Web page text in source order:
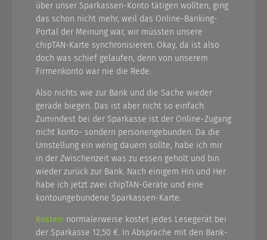
über unser Sparkassen-Konto tätigen wollten, ging
das schon nicht mehr, weil das Online-Banking-
Portal der Meinung war, wir müssten unsere
chipTAN-Karte synchronisieren. Okay, da ist also
doch was schief gelaufen, denn von unserem
Firmenkonto war nie die Rede.
Also nichts wie zur Bank und die Sache wieder
gerade biegen. Das ist aber nicht so einfach.
Zumindest bei der Sparkasse ist der Online-Zugang
nicht konto- sondern personengebunden. Da die
Umstellung ein wenig dauern sollte, habe ich mir
in der Zwischenzeit was zu essen geholt und bin
wieder zurück zur Bank. Nach einigem Hin und Her
habe ich jetzt zwei chipTAN-Geräte und eine
kontoungebundene Sparkassen-Karte.
Kosten: normalerweise kostet jedes Lesegerät bei
der Sparkasse 12,50 €. In Absprache mit den Bank-